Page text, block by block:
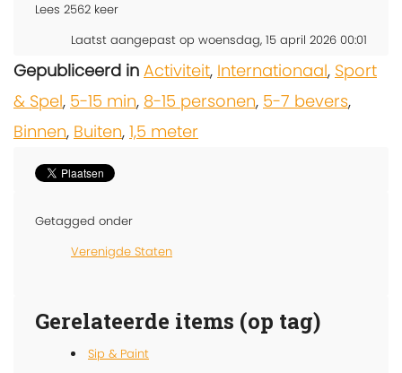
Lees 2562 keer
Laatst aangepast op woensdag, 15 april 2026 00:01
Gepubliceerd in Activiteit, Internationaal, Sport
& Spel, 5-15 min, 8-15 personen, 5-7 bevers,
Binnen, Buiten, 1,5 meter
Getagged onder
Verenigde Staten
Gerelateerde items (op tag)
Sip & Paint